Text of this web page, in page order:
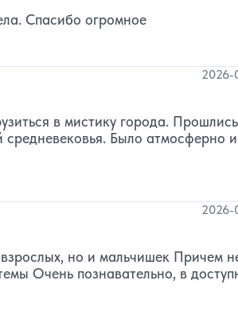
Спасибо огромное
2026-
в мистику города.
средневековья. Было атмосферно и
2026-
но и мальчишек Причем
Очень познавательно, в